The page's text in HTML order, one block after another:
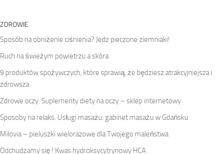
ZDROWIE
Sposób na obniżenie ciśnienia? Jedz pieczone ziemniaki!
Ruch na świeżym powietrzu a skóra
9 produktów spożywczych, które sprawią, że będziesz atrakcyjniejsza i
zdrowsza
Zdrowe oczy. Suplementy diety na oczy – sklep internetowy
Sposoby na relaks. Usługi masażu: gabinet masażu w Gdańsku
Milovia – pieluszki wielorazowe dla Twojego maleństwa
Odchudzamy się ! Kwas hydroksycytrynowy HCA